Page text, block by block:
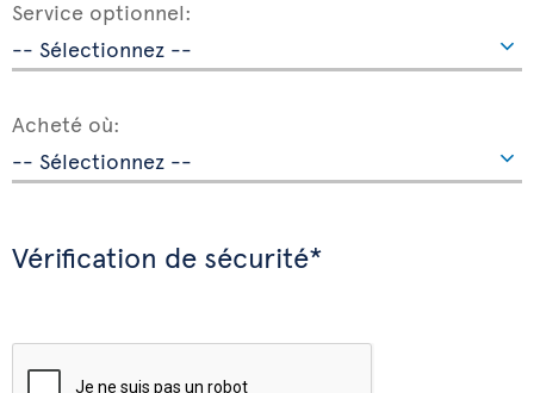
Service optionnel:
Acheté où:
Vérification de sécurité*